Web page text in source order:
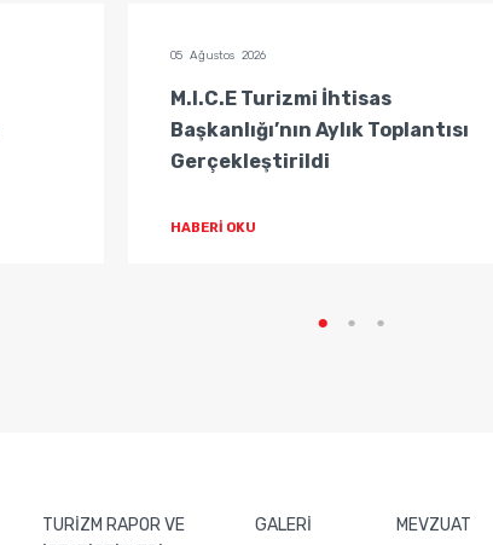
05 Ağustos 2026
M.I.C.E Turizmi İhtisas
Başkanlığı’nın Aylık Toplantısı
Gerçekleştirildi
HABERİ OKU
TURİZM RAPOR VE
GALERİ MEVZUAT